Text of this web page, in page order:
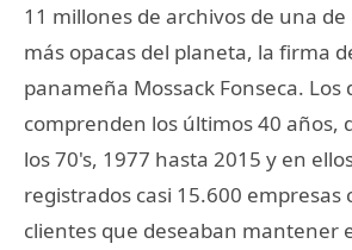
11 millones de archivos de una
más opacas del planeta, la firma
panameña Mossack Fonseca. Los
comprenden los últimos 40 años,
los 70's, 1977 hasta 2015 y en
registrados casi 15.600 empresas
clientes que deseaban mantener